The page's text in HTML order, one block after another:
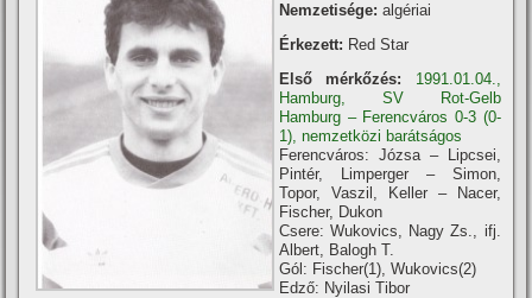
Nemzetisége: algériai
Érkezett: Red Star
Első mérkőzés:
1991.01.04.,
Hamburg, SV Rot-Gelb
Hamburg – Ferencváros 0-3 (0-
1), nemzetközi barátságos
Ferencváros: Józsa – Lipcsei,
Pintér, Limperger – Simon,
Topor, Vaszil, Keller – Nacer,
Fischer, Dukon
Csere: Wukovics, Nagy Zs., ifj.
Albert, Balogh T.
Gól: Fischer(1), Wukovics(2)
Edző: Nyilasi Tibor